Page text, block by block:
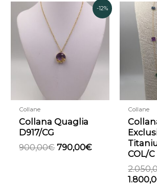
-12%
Collane
Collana Quaglia
D917/CG
900,00€
prezzo
originale
era:
900,00€.
790,00€
Il
prezzo
attuale
790,00€.
Collane
COL/C